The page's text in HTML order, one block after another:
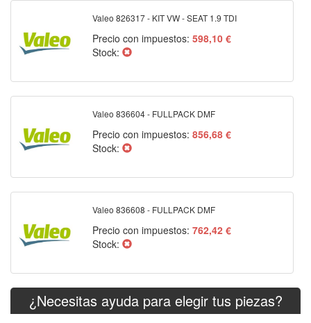
Valeo 826317 - KIT VW - SEAT 1.9 TDI
Precio con impuestos: 598,10 €
Stock:
Valeo 836604 - FULLPACK DMF
Precio con impuestos: 856,68 €
Stock:
Valeo 836608 - FULLPACK DMF
Precio con impuestos: 762,42 €
Stock:
¿Necesitas ayuda para elegir tus piezas?